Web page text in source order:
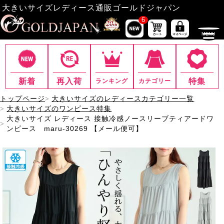
大きいサイズレディース通販ゴールドジャパン
6
新着 再入荷 ランキング カテゴリー 特集
トップページ
大きいサイズのレディースカテゴリー一覧
大きいサイズのワンピース特集
大きいサイズ レディース 接触冷感ノースリーブティアードワ
ンピース maru-30269 【メール便可】